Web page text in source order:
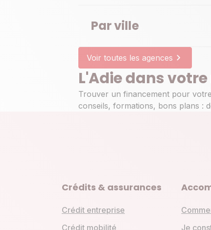
2 Avenue Leclerc
En savoir plus
Itinéraire
Prendre
Prendre
Par ville
Voir toutes les agences
L'Adie dans
Trouver un financement pour
conseils, formations, bons plans :
Crédits & assurances
Crédit entreprise
Crédit mobilité
Je